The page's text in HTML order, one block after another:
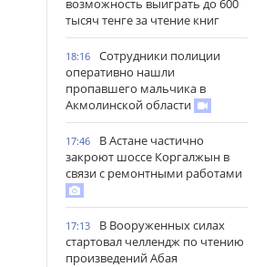
возможность выиграть до 600
тысяч тенге за чтение книг
18:16
Сотрудники полиции
оперативно нашли
пропавшего мальчика в
Акмолинской области
17:46
В Астане частично
закроют шоссе Коргалжын в
связи с ремонтными работами
17:13
В Вооруженных силах
стартовал челлендж по чтению
произведений Абая